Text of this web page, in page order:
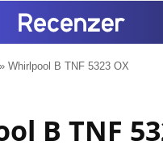
» Whirlpool B TNF 5323 OX
B TNF